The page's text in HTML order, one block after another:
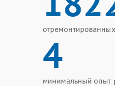
отремонтированных
4
минимальный опыт